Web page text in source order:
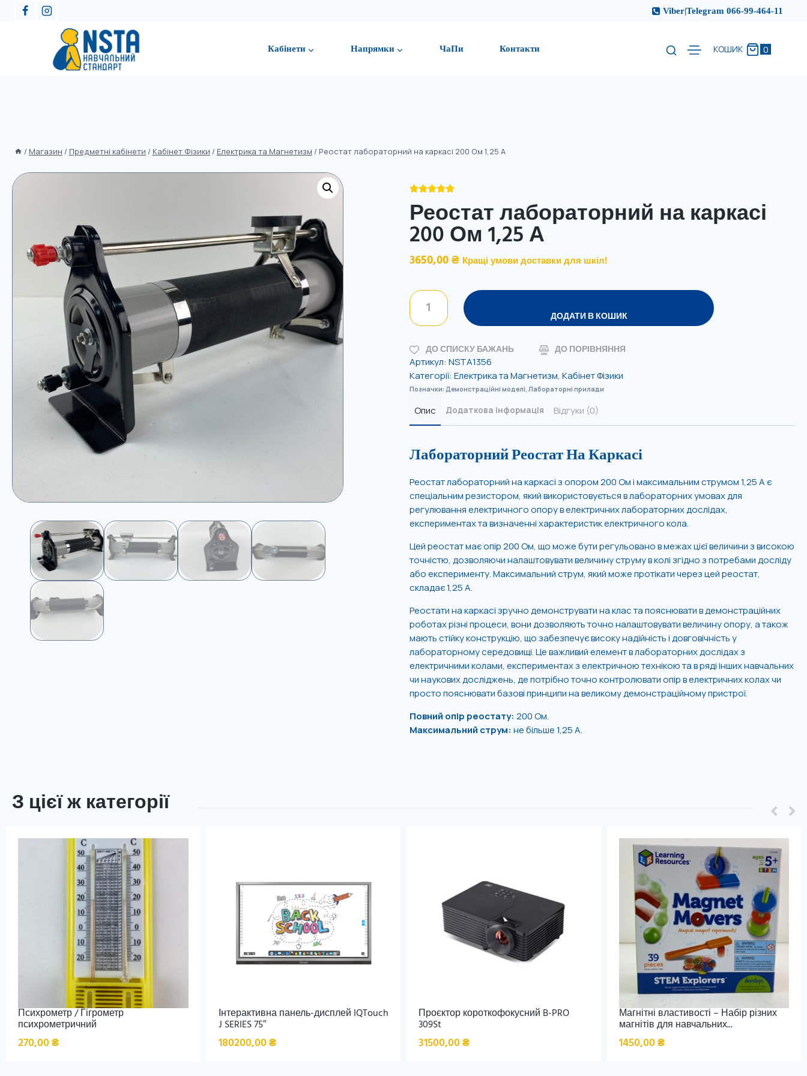
Viber|Telegram 066-99-464-11
Кабінети Напрямки ЧаПи Контакти КОШИК 0
/ Магазин / Предметні кабінети / Кабінет Фізики / Електрика та Магнетизм / Реостат лабораторний на каркасі 200 Ом 1,25 А

Реостат лабораторний на каркасі
200 Ом 1,25 А
3650,00₴ Кращі умови доставки для шкіл!
ДОДАТИ В КОШИК
ДО СПИСКУ БАЖАНЬ ДО ПОРІВНЯННЯ
Артикул: NSTA1356
Категорії: Електрика та Магнетизм, Кабінет Фізики
Позначки: Демонстраційні моделі, Лабораторні прилади
Опис Додаткова інформація Відгуки (0)
Лабораторний Реостат На Каркасі
Реостат лабораторний на каркасі з опором 200 Ом і максимальним струмом 1,25 А є
спеціальним резистором, який використовується в лабораторних умовах для
регулювання електричного опору в електричних лабораторних дослідах,
експериментах та визначенні характеристик електричного кола.
Цей реостат має опір 200 Ом, що може бути регульовано в межах цієї величини з високою
точністю, дозволяючи налаштовувати величину струму в колі згідно з потребами досліду
або експерименту. Максимальний струм, який може протікати через цей реостат,
складає 1,25 А.
Реостати на каркасі зручно демонструвати на клас та пояснювати в демонстраційних
роботах різні процеси, вони дозволяють точно налаштовувати величину опору, а також
мають стійку конструкцію, що забезпечує високу надійність і довговічність у
лабораторному середовищі. Це важливий елемент в лабораторних дослідах з
електричними колами, експериментах з електричною технікою та в ряді інших навчальних
чи наукових досліджень, де потрібно точно контролювати опір в електричних колах чи
просто пояснювати базові принципи на великому демонстраційному пристрої.
Повний опір реостату: 200 Ом.
Максимальний струм: не більше 1,25 А.
З цієї ж категорії
Психрометр / Гігрометр
психрометричний
270,00₴
Інтерактивна панель-дисплей IQTouch
J SERIES 75″
180200,00₴
Проєктор короткофокусний B-PRO
309St
31500,00₴
Магнітні властивості – Набір різних
магнітів для навчальних...
1450,00₴